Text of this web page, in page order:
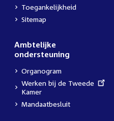
Toegankelijkheid
Sitemap
Ambtelijke
ondersteuning
Organogram
External
link:
Werken bij de Tweede
Kamer
Mandaatbesluit